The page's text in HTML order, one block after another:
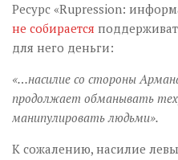
Ресурс «Rupression:
не собирается
для него деньги:
«…насилие со стороны
продолжает обманывать
манипулировать людьми».
К сожалению, насилие